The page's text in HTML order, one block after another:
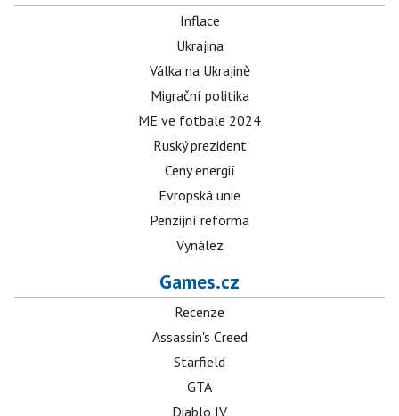
Inflace
Ukrajina
Válka na Ukrajině
Migrační politika
ME ve fotbale 2024
Ruský prezident
Ceny energií
Evropská unie
Penzijní reforma
Vynález
Games.cz
Recenze
Assassin's Creed
Starfield
GTA
Diablo IV